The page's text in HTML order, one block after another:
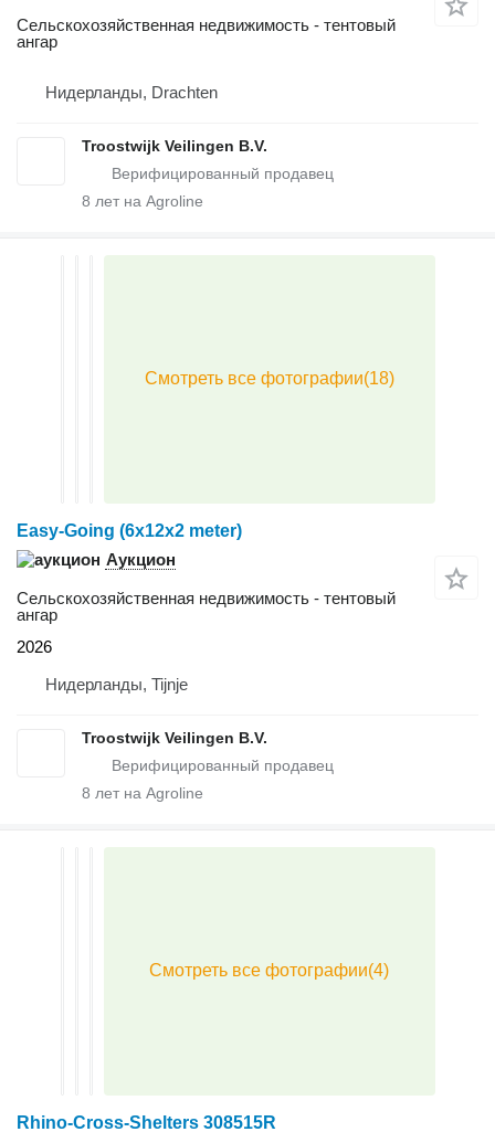
Сельскохозяйственная недвижимость - тентовый
ангар
Нидерланды, Drachten
Troostwijk Veilingen B.V.
8 лет на Agroline
Easy-Going (6x12x2 meter)
Аукцион
Сельскохозяйственная недвижимость - тентовый
ангар
2026
Нидерланды, Tijnje
Troostwijk Veilingen B.V.
8 лет на Agroline
Rhino-Cross-Shelters 308515R